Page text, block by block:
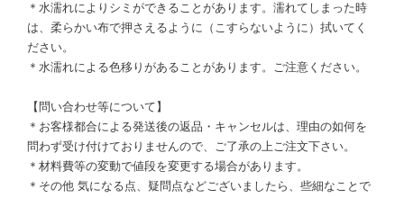
＊水濡れによりシミができることがあります。濡れてしまった時
は、柔らかい布で押さえるように（こすらないように）拭いてく
ださい。
＊水濡れによる色移りがあることがあります。ご注意ください。
【問い合わせ等について】
＊お客様都合による発送後の返品・キャンセルは、理由の如何を
問わず受け付けておりませんので、ご了承の上ご注文下さい。
＊材料費等の変動で値段を変更する場合があります。
＊その他 気になる点、疑問点などございましたら、些細なことで